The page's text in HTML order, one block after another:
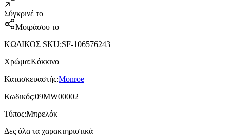
Σύγκρινέ το
Μοιράσου το
ΚΩΔΙΚΟΣ SKU:SF-106576243
Χρώμα:Κόκκινο
Κατασκευαστής:Monroe
Κωδικός:09MW00002
Τύπος:Μπρελόκ
Δες όλα τα χαρακτηριστικά